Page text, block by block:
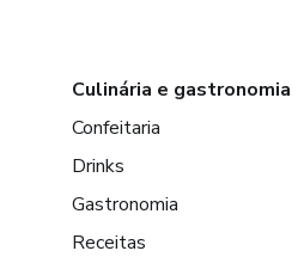
Culinária e gastronomia
Confeitaria
Drinks
Gastronomia
Receitas